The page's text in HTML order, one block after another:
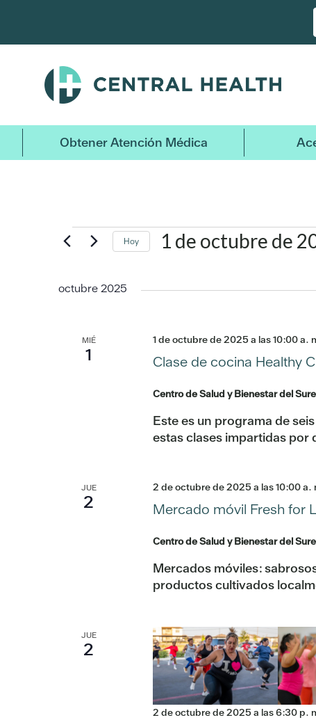
contenido
Obtener Atención Médica
Eventos
Hoy 1 de octubre de
octubre 2025
MIÉ
1 Clase de cocina Healthy
1 de octubre de 2025 a las 10:00 a.
Centro de Salud y Bienestar del
Este es un programa de
estas clases impartidas
JUE
2 Mercado móvil Fresh for
2 de octubre de 2025 a las 10:00 a.
Centro de Salud y Bienestar del
Mercados móviles:
productos cultivados
JUE
2
2 de octubre de 2025 a las 6:30 p.